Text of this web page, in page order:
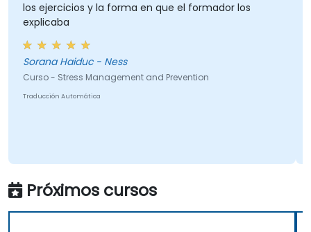
los ejercicios y la forma en que el formador los
explicaba
Sorana Haiduc - Ness
Curso - Stress Management and Prevention
Traducción Automática
Próximos cursos